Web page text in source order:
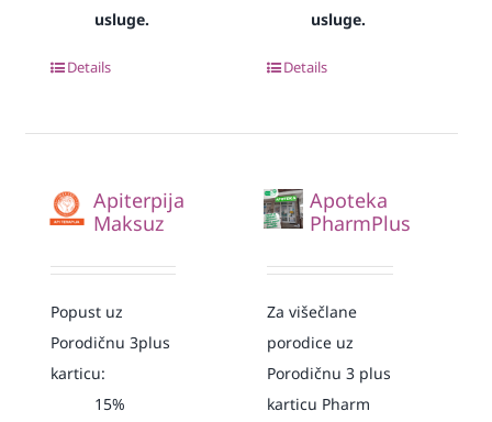
usluge.
Details
usluge.
Details
Apiterpija
Maksuz
Popust uz
Porodičnu 3plus
karticu:
15%
Apoteka
PharmPlus
Za višečlane
porodice uz
Porodičnu 3 plus
karticu Pharm